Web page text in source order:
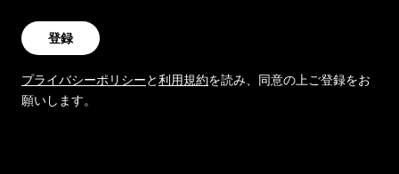
登録
プライバシーポリシーと利用規約を読み、同意の上ご登録をお
願いします。